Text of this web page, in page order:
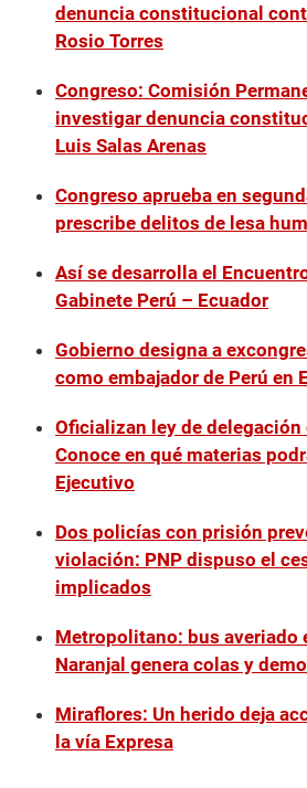
denuncia constitucional
Rosio Torres
Congreso: Comisión
investigar denuncia
Luis Salas Arenas
Congreso aprueba en
prescribe delitos de lesa
Así se desarrolla el
Gabinete Perú – Ecuador
Gobierno designa a
como embajador de Perú en
Oficializan ley de delegación
Conoce en qué materias
Ejecutivo
Dos policías con prisión
violación: PNP dispuso el
implicados
Metropolitano: bus averiado
Naranjal genera colas y
Miraflores: Un herido deja
la vía Expresa